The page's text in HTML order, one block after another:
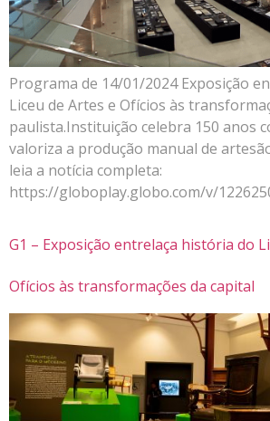
Programa de 14/01/2024 Exposição
Liceu de Artes e Ofícios às
paulista.Instituição celebra 150 anos
valoriza a produção manual de
leia a notícia completa:
https://globoplay.globo.com/v/
G1 – Exposição entrelaça história do
Ofícios às transformações da capital